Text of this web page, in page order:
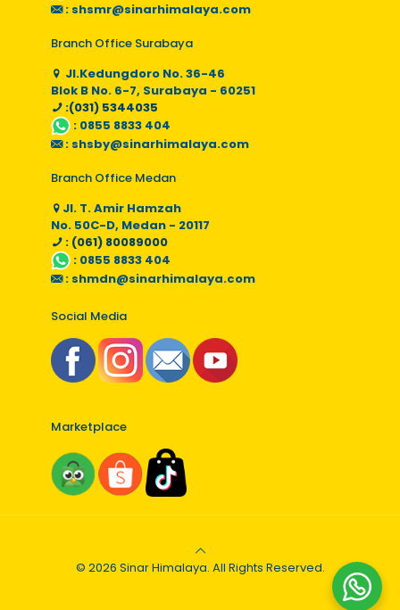
: shsmr@sinarhimalaya.com
Branch Office Surabaya
Jl.Kedungdoro No. 36-46
Blok B No. 6-7, Surabaya - 60251
:(031) 5344035
: 0855 8833 404
: shsby@sinarhimalaya.com
Branch Office Medan
Jl. T. Amir Hamzah
No. 50C-D, Medan - 20117
: (061) 80089000
: 0855 8833 404
: shmdn@sinarhimalaya.com
Social Media
Marketplace
© 2026 Sinar Himalaya. All Rights Reserved.